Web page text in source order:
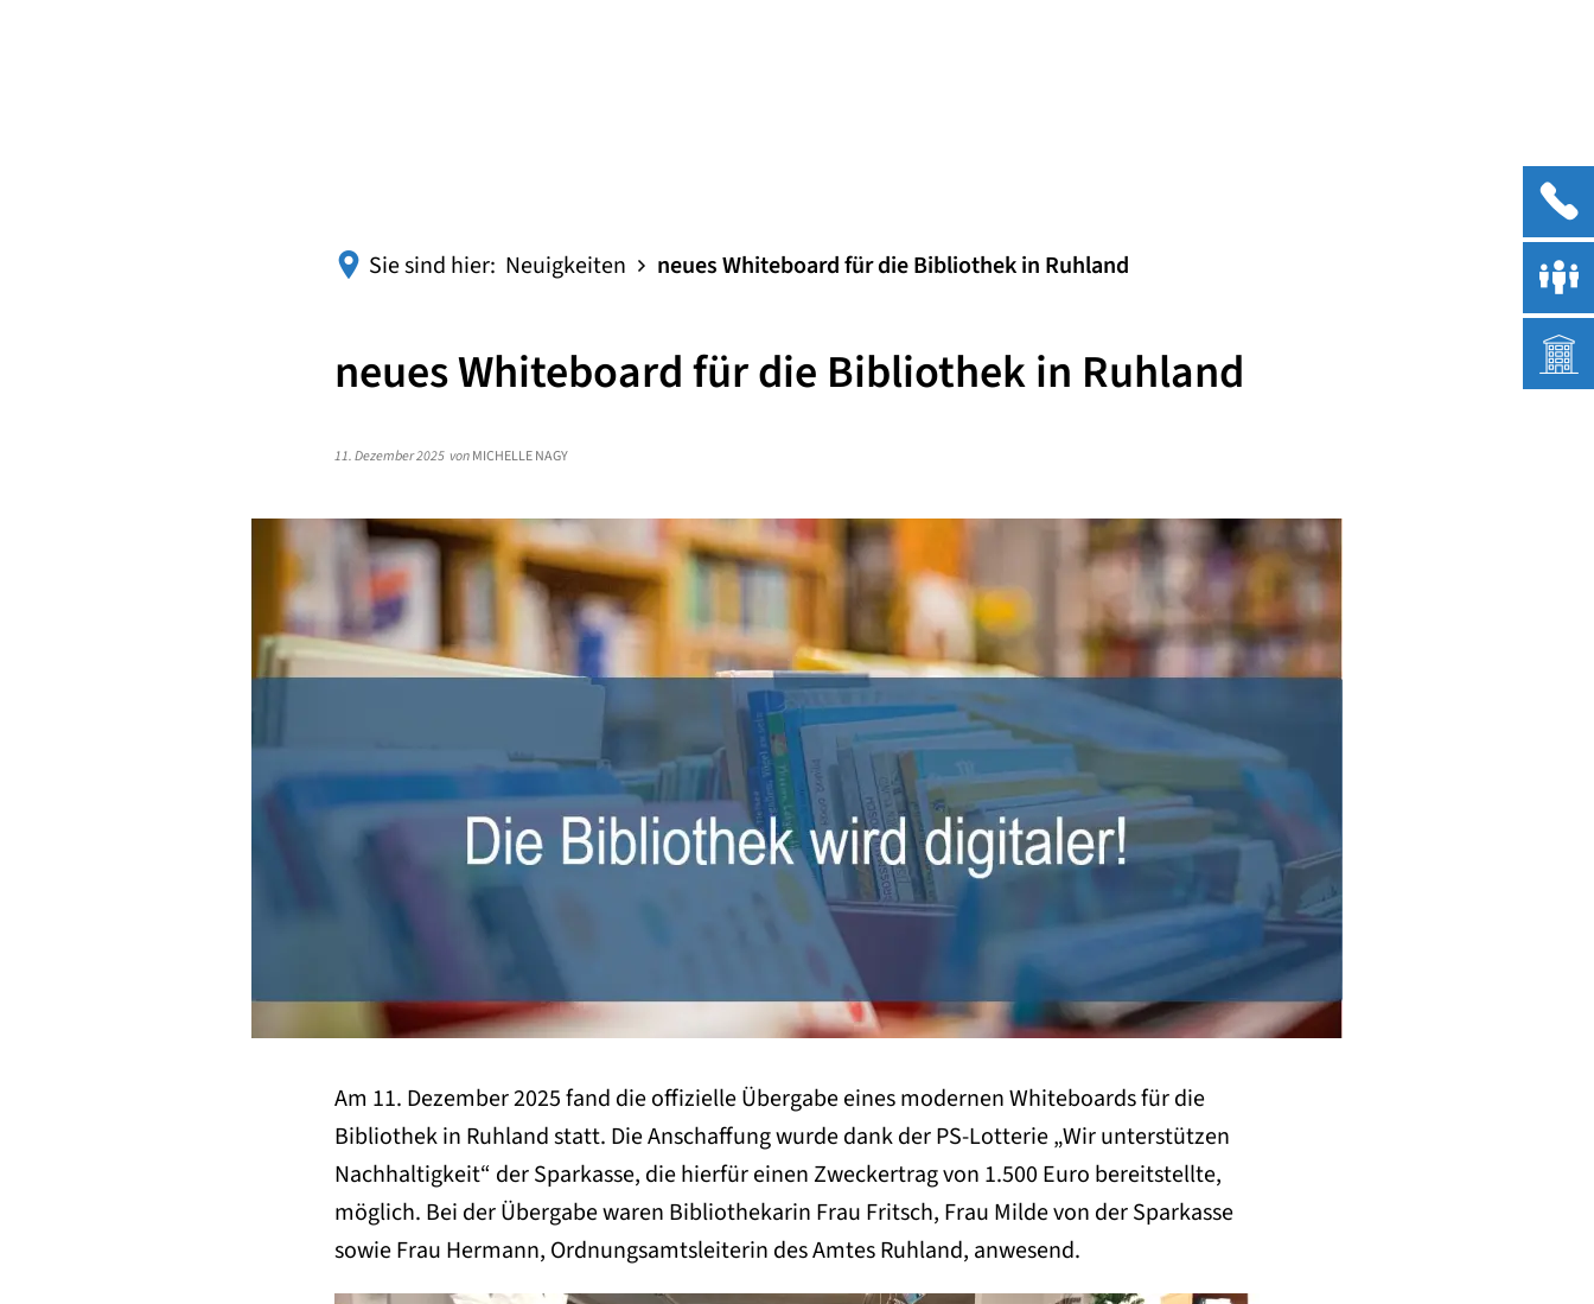
Sie sind hier: Neuigkeiten neues Whiteboard für die Bibliothek in Ruhland
neues Whiteboard für die Bibliothek in Ruhland
11. Dezember 2025 vonMICHELLE NAGY
Am 11. Dezember 2025 fand die offizielle Übergabe eines modernen Whiteboards für die
Bibliothek in Ruhland statt. Die Anschaffung wurde dank der PS-Lotterie „Wir unterstützen
Nachhaltigkeit“ der Sparkasse, die hierfür einen Zweckertrag von 1.500 Euro bereitstellte,
möglich. Bei der Übergabe waren Bibliothekarin Frau Fritsch, Frau Milde von der Sparkasse
sowie Frau Hermann, Ordnungsamtsleiterin des Amtes Ruhland, anwesend.